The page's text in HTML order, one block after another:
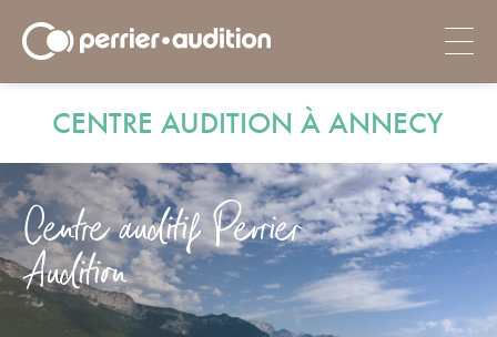
CENTRE AUDITION À ANNECY
Centre auditif Perrier
Audition